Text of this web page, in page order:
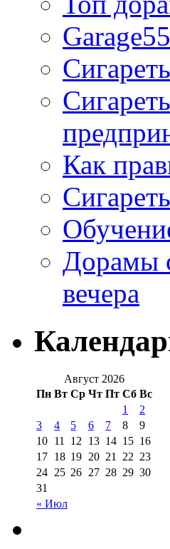
Как
Дорамы
вечера
Август 2026
Пн Вт Ср Чт Пт Сб Вс
« Июл
1
2
3
4 5 6 7 8
9
10 11 12 13 14 15 16
17 18 19 20 21 22 23
24 25 26 27 28 29 30
31